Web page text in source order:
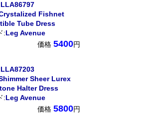
LLA86797
Fishnet
Tube Dress
:Leg Avenue
価格 5400円
LLA87203
Sheer Lurex
Halter Dress
:Leg Avenue
価格 5800円